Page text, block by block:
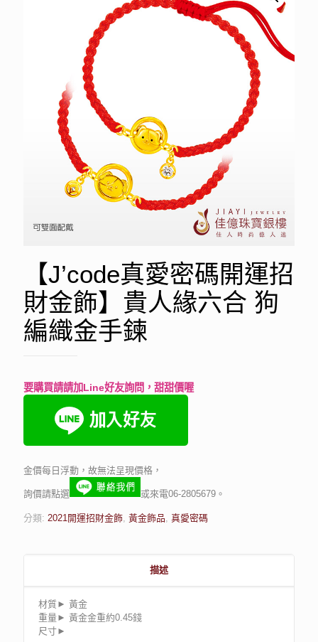
【J’code真愛密碼開運招
財金飾】貴人緣六合 狗
編織金手鍊
要購買請請加Line好友詢問，甜甜價喔
金價每日浮動，故無法呈現價格，
詢價請點選 或來電06-2805679。
分類: 2021開運招財金飾 黃金飾品 真愛密碼
描述
材質► 黃金
重量► 黃金金重約0.45錢
尺寸►